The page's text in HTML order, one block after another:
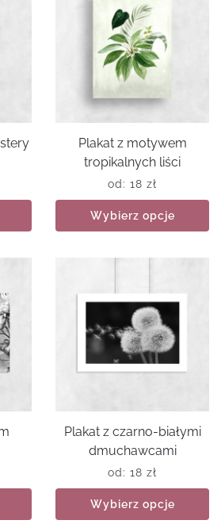
Plakat z motywem
tropikalnych liści
od: 18 zł
Wybierz opcje
Plakat z czarno-białymi
dmuchawcami
od: 18 zł
Wybierz opcje